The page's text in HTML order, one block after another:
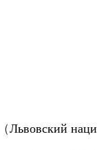
（Львовский